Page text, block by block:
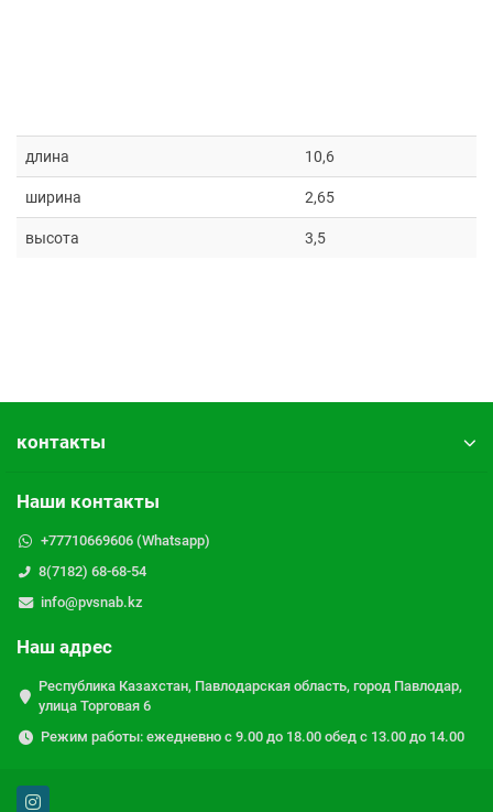
длина 10,6
ширина 2,65
высота 3,5
контакты
Наши контакты
+77710669606 (Whatsapp)
8(7182) 68-68-54
info@pvsnab.kz
Наш адрес
Республика Казахстан, Павлодарская область, город Павлодар,
улица Торговая 6
Режим работы: ежедневно с 9.00 до 18.00 обед с 13.00 до 14.00